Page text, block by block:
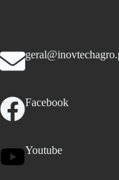
Facebook
Youtube